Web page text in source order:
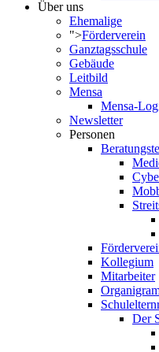
Über uns
Ehemalige
">Förderverein
Ganztagsschule
Gebäude
Leitbild
Mensa
Mensa-
Newsletter
Personen
Kollegium
Mitarbeiter
Der